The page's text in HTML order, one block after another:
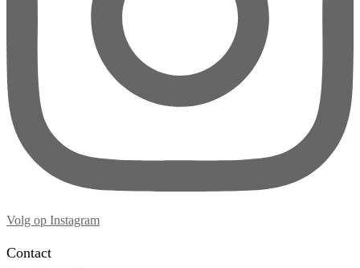
Volg op Instagram
Contact